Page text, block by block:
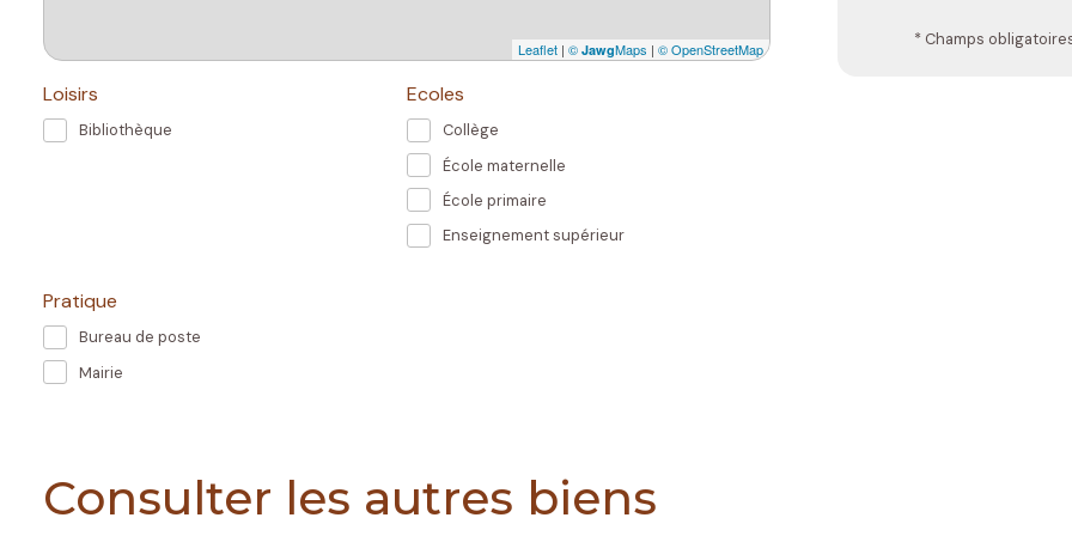
Leaflet | © JawgMaps | © OpenStreetMap
Loisirs
Bibliothèque
Ecoles
Collège
École maternelle
École primaire
Enseignement supérieur
Pratique
Bureau de poste
Mairie
* Champs
Consulter les autres biens